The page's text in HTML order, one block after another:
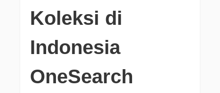
Koleksi di
Indonesia
OneSearch